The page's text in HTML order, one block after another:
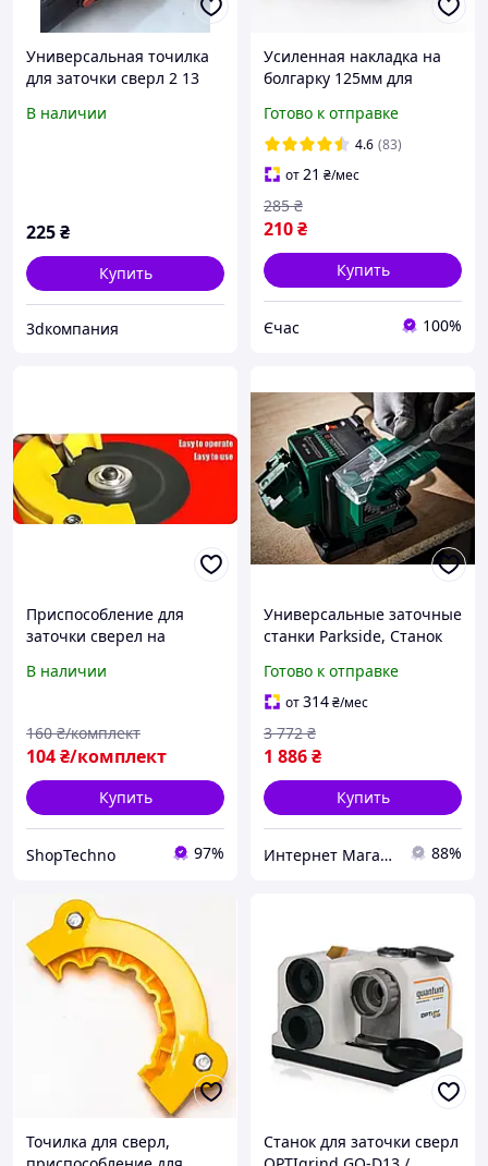
Универсальная точилка
для заточки сверл 2 13
приспособление для
В наличии
225₴
Купить
3dкомпания
Усиленная накладка на
болгарку 125мм для
Приспособление для
затачивания сверл
Готово к отправке
4.6 (83)
от21 ₴/мес
210₴
285 ₴
Купить
Єчас 100%
Приспособление для
заточки сверел на
В наличии
104₴/комплект
160 ₴/комплект
Купить
ShopTechno 97%
Универсальные заточные
станки Parkside, Станок
универсальный,
Заточной для ножей, MTS
Готово к отправке
от314₴/мес
1 886₴
3 772 ₴
Купить
Интернет Магазин "StepShop" 88%
Точилка для сверл,
Станок для заточки сверл